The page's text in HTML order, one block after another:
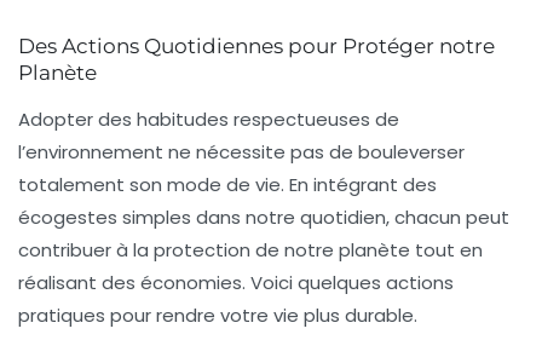
Des Actions Quotidiennes pour Protéger notre
Planète
Adopter des habitudes respectueuses de
l’environnement ne nécessite pas de bouleverser
totalement son mode de vie. En intégrant des
écogestes simples dans notre quotidien, chacun peut
contribuer à la protection de notre planète tout en
réalisant des économies. Voici quelques actions
pratiques pour rendre votre vie plus durable.